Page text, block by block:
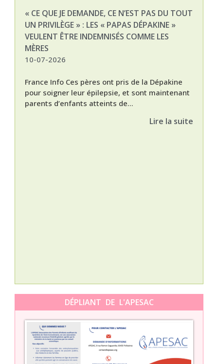
« CE QUE JE DEMANDE, CE N’EST PAS DU TOUT
UN PRIVILÈGE » : LES « PAPAS DÉPAKINE »
VEULENT ÊTRE INDEMNISÉS COMME LES
MÈRES
10-07-2026
France Info Ces pères ont pris de la Dépakine
pour soigner leur épilepsie, et sont maintenant
parents d’enfants atteints de...
Lire la suite
DÉPLIANT DE L'APESAC